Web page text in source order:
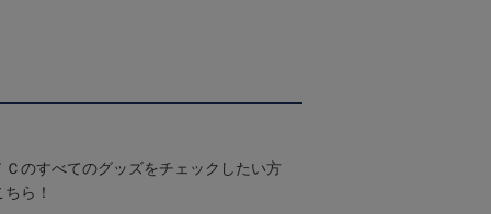
のすべてのグッズをチェックしたい方
ら！